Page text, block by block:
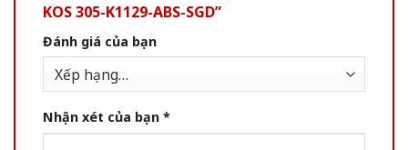
KOS 305-K1129-ABS-SGD”
Đánh giá của bạn
Nhận xét của bạn *